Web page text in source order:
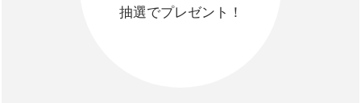
抽選でプレゼント！